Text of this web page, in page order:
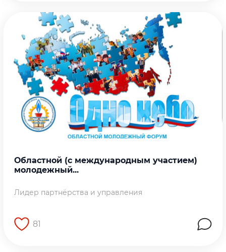
Областной (с международным участием)
молодежный...
Лидер партнёрства и управления
81